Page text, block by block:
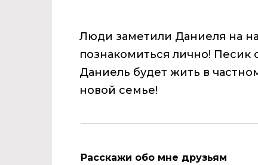
Люди заметили Даниеля на
познакомиться лично! Песик
Даниель будет жить в
новой семье!
Расскажи обо мне друзьям